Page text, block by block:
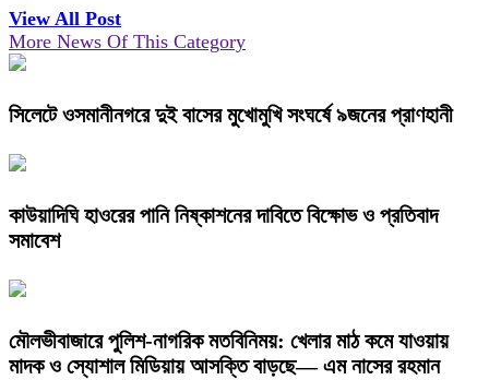
View All Post
More News Of This Category
সিলেটে ওসমানীনগরে দুই বাসের মুখোমুখি সংঘর্ষে ৯জনের প্রাণহানী
কাউয়াদিঘি হাওরের পানি নিষ্কাশনের দাবিতে বিক্ষোভ ও প্রতিবাদ
সমাবেশ
মৌলভীবাজারে পুলিশ-নাগরিক মতবিনিময়: খেলার মাঠ কমে যাওয়ায়
মাদক ও স্যোশাল মিডিয়ায় আসক্তি বাড়ছে— এম নাসের রহমান